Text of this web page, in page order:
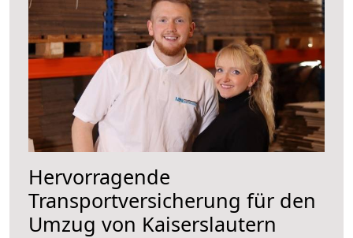
Hervorragende
Transportversicherung für den
Umzug von Kaiserslautern